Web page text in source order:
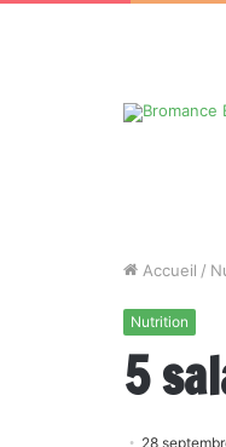
Accueil /
Nutrition
5
28